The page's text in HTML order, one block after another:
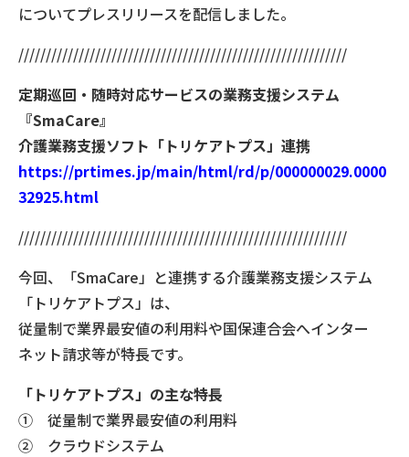
についてプレスリリースを配信しました。
////////////////////////////////////////////////////////////
定期巡回・随時対応サービスの業務支援システム
『SmaCare』
介護業務支援ソフト「トリケアトプス」連携
https://prtimes.jp/main/html/rd/p/000000029.0000
32925.html
////////////////////////////////////////////////////////////
今回、「SmaCare」と連携する介護業務支援システム
「トリケアトプス」は、
従量制で業界最安値の利用料や国保連合会へインター
ネット請求等が特長です。
「トリケアトプス」の主な特長
① 従量制で業界最安値の利用料
② クラウドシステム